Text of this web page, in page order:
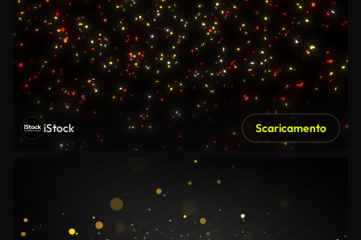
iStock Scaricamento